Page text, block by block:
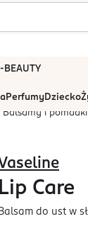
BEAUTY
PerfumyDziecko
Balsamy i
Lip Care
Balsam do ust w